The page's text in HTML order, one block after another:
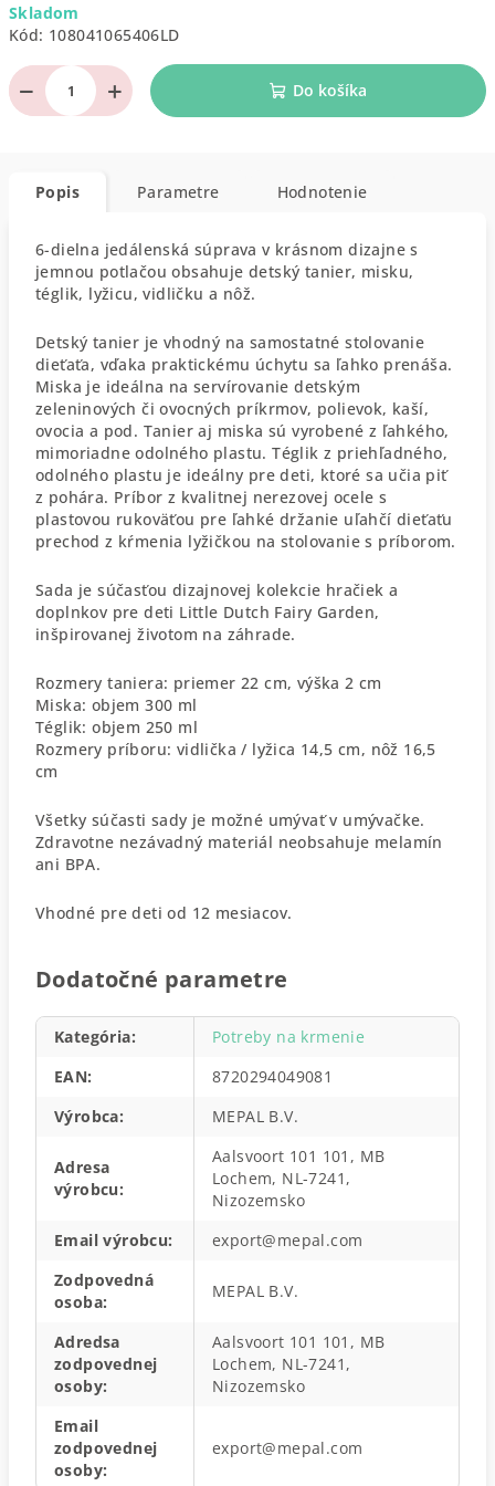
cena:
Skladom
Kód: 108041065406LD
+
− Do košíka
Popis Parametre Hodnotenie
6-dielna jedálenská súprava v krásnom dizajne s
jemnou potlačou obsahuje detský tanier, misku,
téglik, lyžicu, vidličku a nôž.
Detský tanier je vhodný na samostatné stolovanie
dieťaťa, vďaka praktickému úchytu sa ľahko prenáša.
Miska je ideálna na servírovanie detským
zeleninových či ovocných príkrmov, polievok, kaší,
ovocia a pod. Tanier aj miska sú vyrobené z ľahkého,
mimoriadne odolného plastu. Téglik z priehľadného, ​​
odolného plastu je ideálny pre deti, ktoré sa učia piť
z pohára. Príbor z kvalitnej nerezovej ocele s
plastovou rukoväťou pre ľahké držanie uľahčí dieťaťu
prechod z kŕmenia lyžičkou na stolovanie s príborom.
Sada je súčasťou dizajnovej kolekcie hračiek a
doplnkov pre deti Little Dutch Fairy Garden,
inšpirovanej životom na záhrade.
Rozmery taniera: priemer 22 cm, výška 2 cm
Miska: objem 300 ml
Téglik: objem 250 ml
Rozmery príboru: vidlička / lyžica 14,5 cm, nôž 16,5
cm
Všetky súčasti sady je možné umývať v umývačke.
Zdravotne nezávadný materiál neobsahuje melamín
ani BPA.
Vhodné pre deti od 12 mesiacov.
Dodatočné parametre
Kategória:
Potreby na krmenie
EAN:
8720294049081
Výrobca: MEPAL B.V.
Adresa
výrobcu:
Aalsvoort 101 101, MB
Lochem, NL-7241,
Nizozemsko
Email výrobcu:
export@mepal.com
Zodpovedná
osoba:
MEPAL B.V.
Adredsa
zodpovednej
osoby:
Aalsvoort 101 101, MB
Lochem, NL-7241,
Nizozemsko
Email
zodpovednej
osoby:
export@mepal.com